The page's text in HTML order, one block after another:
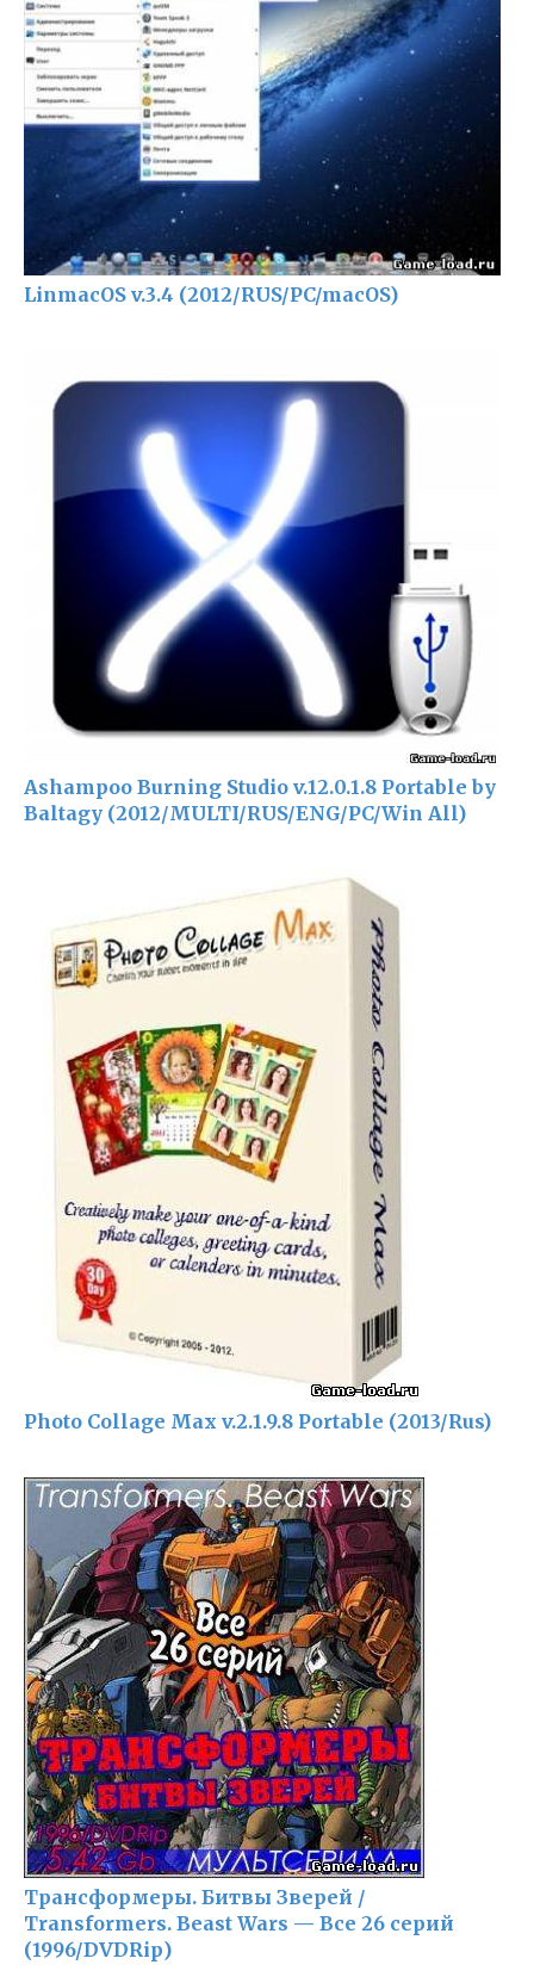
LinmacOS v.3.4 (2012/RUS/PC/macOS)
Ashampoo Burning Studio v.12.0.1.8 Portable by
Baltagy (2012/MULTI/RUS/ENG/PC/Win All)
Photo Collage Max v.2.1.9.8 Portable (2013/Rus)
Трансформеры. Битвы Зверей /
Transformers. Beast Wars — Все 26 серий
(1996/DVDRip)